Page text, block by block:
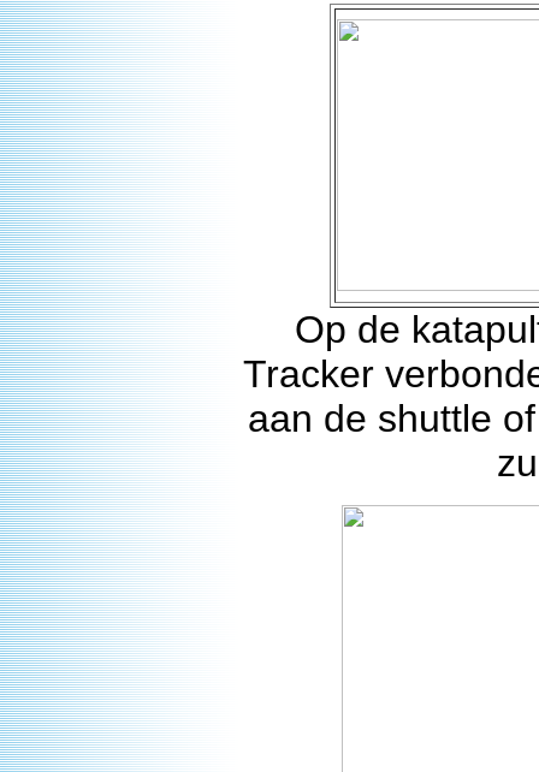
Op de
Tracker
aan de shuttle